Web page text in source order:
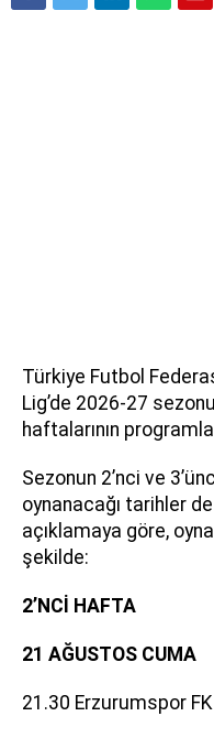
Türkiye Futbol
Lig’de 2026-27
haftalarının
Sezonun 2’nci ve
oynanacağı tarihler
açıklamaya göre,
şekilde:
2’NCİ HAFTA
21 AĞUSTOS CUMA
21.30 Erzurumspor